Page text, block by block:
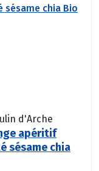
d'Arche
apéritif
sésame chia